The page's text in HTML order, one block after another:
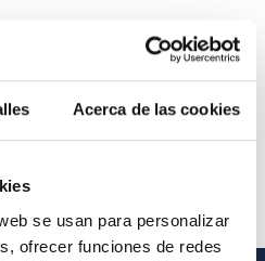
Acerca de las cookies
se usan para personalizar
ofrecer funciones de redes